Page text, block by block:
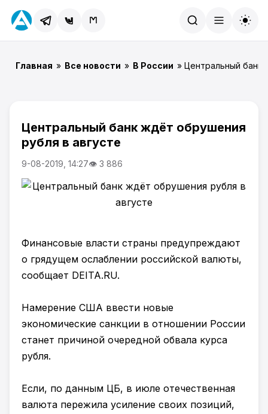
Главная » Все новости » В России » Центральный банк
Центральный банк ждёт обрушения
рубля в августе
9-08-2019, 14:27👁 3 886
Финансовые власти страны предупреждают
о грядущем ослаблении российской валюты,
сообщает DEITA.RU.
Намерение США ввести новые
экономические санкции в отношении России
станет причиной очередной обвала курса
рубля.
Если, по данным ЦБ, в июле отечественная
валюта пережила усиление своих позиций,